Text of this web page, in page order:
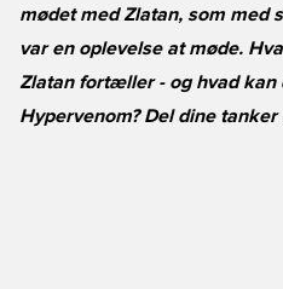
mødet med Zlatan, som med
var en oplevelse at møde.
Zlatan fortæller - og hvad kan
Hypervenom? Del dine